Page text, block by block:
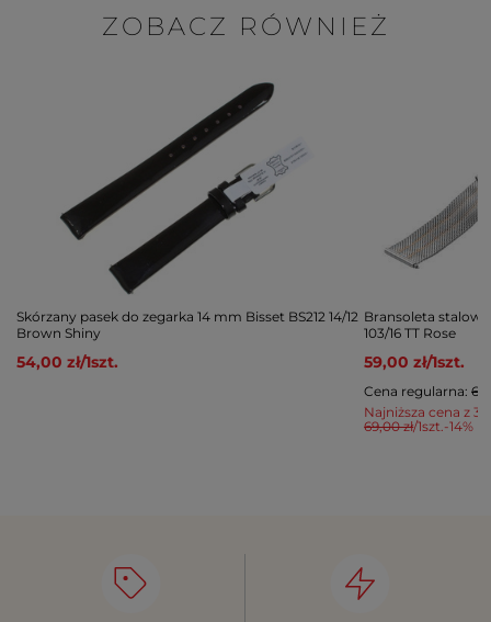
ZOBACZ RÓWNIEŻ
Skórzany pasek do zegarka 14 mm Bisset BS212 14/12
Brown Shiny
54,00 zł/1szt.
Bransoleta
103/16 TT Rose
59,00 zł/1szt.
Najniższa cena z
69,00 zł/1szt. -14%
Cena regularna: